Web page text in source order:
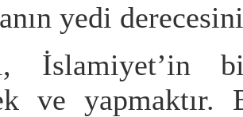
yedi
İslamiyet’in
ve yapmaktır.